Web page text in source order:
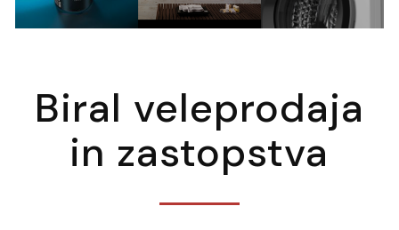
Biral veleprodaja
in zastopstva